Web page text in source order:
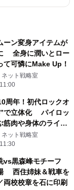
ーン変身アイテムが
全身に潤いとロー
て可憐にMake Up！
ット戦略室
周年！初代ロックオ
”で立体化 パイロッ
筋肉や身体のライン
ット戦略室
vs黒森峰モチーフ
西住姉妹＆戦車を
両校校章を石に印刷